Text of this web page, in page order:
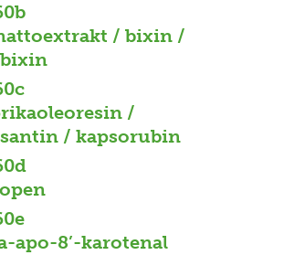
/ bixin /
/
/ kapsorubin
apo-8’-karotenal